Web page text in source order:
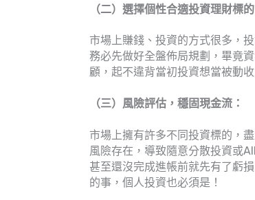
（二）選擇個性合適投資理財標的
市場上賺錢、投資的方式很多，
務必先做好全盤佈局規劃，畢竟
顧，起不違背當初投資想當被動
（三）風險評估，穩固現金流：
市場上擁有許多不同投資標的，
風險存在，導致隨意分散投資或
甚至還沒完成進帳前就先有了虧
的事，個人投資也必須是！